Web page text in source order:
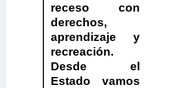
receso con
derechos,
aprendizaje y
recreación.
Desde el
Estado vamos